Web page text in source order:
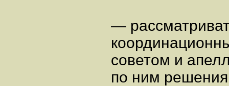
—
советом и
по ним